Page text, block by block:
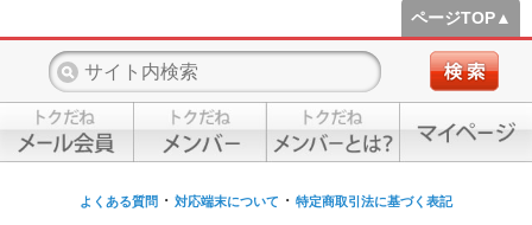
ページTOP▲
よくある質問 ・ 対応端末について ・ 特定商取引法に基づく表記